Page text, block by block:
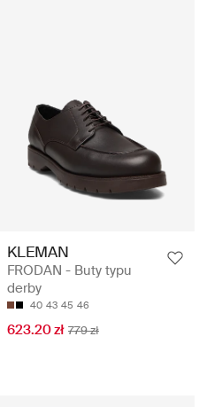
KLEMAN
FRODAN - Buty typu
derby
40 43 45 46
623.20 zł 779 zł